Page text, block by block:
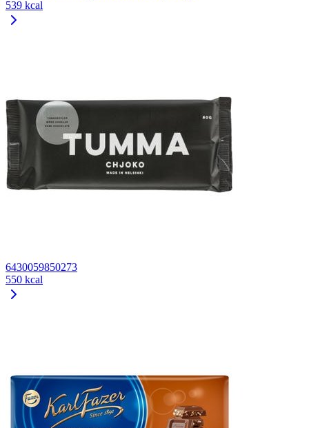
539 kcal
6430059850273
550 kcal